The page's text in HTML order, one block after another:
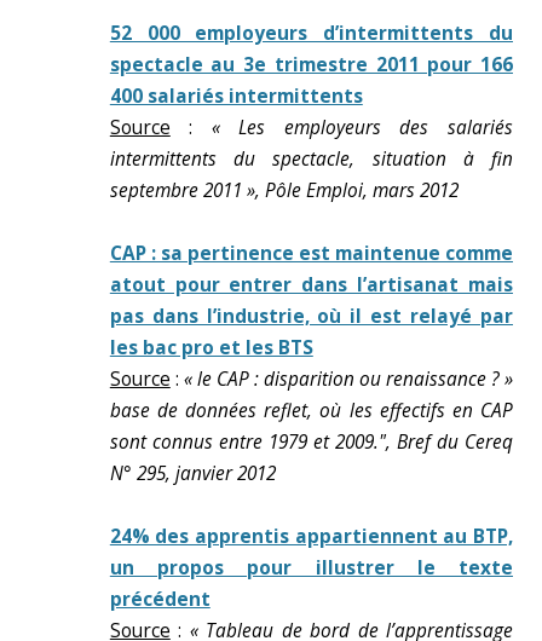
52 000 employeurs d’intermittents du
spectacle au 3e trimestre 2011 pour 166
400 salariés intermittents
Source : « Les employeurs des salariés
intermittents du spectacle, situation à fin
septembre 2011 », Pôle Emploi, mars 2012
CAP : sa pertinence est maintenue comme
atout pour entrer dans l’artisanat mais
pas dans l’industrie, où il est relayé par
les bac pro et les BTS
Source : « le CAP : disparition ou renaissance ? »
base de données reflet, où les effectifs en CAP
sont connus entre 1979 et 2009.", Bref du Cereq
N° 295, janvier 2012
24% des apprentis appartiennent au BTP,
un propos pour illustrer le texte
précédent
Source : « Tableau de bord de l’apprentissage